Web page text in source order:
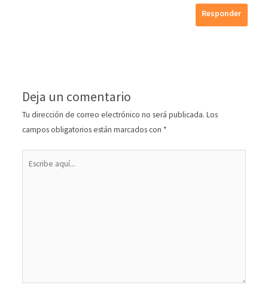
Responder
Deja un comentario
Tu dirección de correo electrónico no será publicada. Los
campos obligatorios están marcados con *